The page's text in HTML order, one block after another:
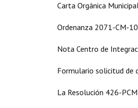
Carta Orgánica
Ordenanza 2071-CM-
Nota Centro de
Formulario solicitud de
La Resolución 426-